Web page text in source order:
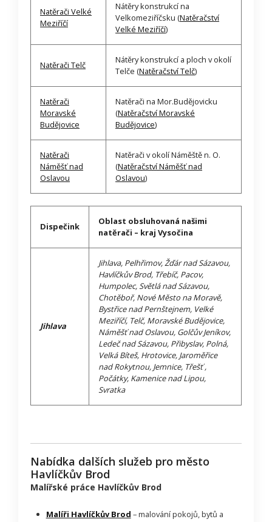
Natěrači Velké
Meziříčí
Nátěry konstrukcí na
Velkomeziříčsku (Natěračství
Velké Meziříčí)
Natěrači Telč
Nátěry konstrukcí a ploch v okolí
Telče (Natěračství Telč)
Natěrači
Moravské
Budějovice
Natěrači na Mor.Budějovicku
(Natěračství Moravské
Budějovice)
Natěrači
Náměšť nad
Oslavou
Natěrači v okolí Náměště n. O.
(Natěračství Náměšť nad
Oslavou)
Dispečink
Oblast obsluhovaná našimi
natěrači – kraj Vysočina
Jihlava
Jihlava, Pelhřimov, Žďár nad Sázavou,
Havlíčkův Brod, Třebíč, Pacov,
Humpolec, Světlá nad Sázavou,
Chotěboř, Nové Město na Moravě,
Bystřice nad Pernštejnem, Velké
Meziříčí, Telč, Moravské Budějovice,
Náměšť nad Oslavou, Golčův Jeníkov,
Ledeč nad Sázavou, Přibyslav, Polná,
Velká Bíteš, Hrotovice, Jaroměřice
nad Rokytnou, Jemnice, Třešť ,
Počátky, Kamenice nad Lipou,
Svratka
Nabídka dalších služeb pro město
Havlíčkův Brod
Malířské práce Havlíčkův Brod
Malíři Havlíčkův Brod – malování pokojů, bytů a